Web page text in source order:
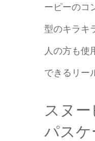
ーピーのコ
型のキラキ
人の方も使
できるリー
スヌ
パスケ